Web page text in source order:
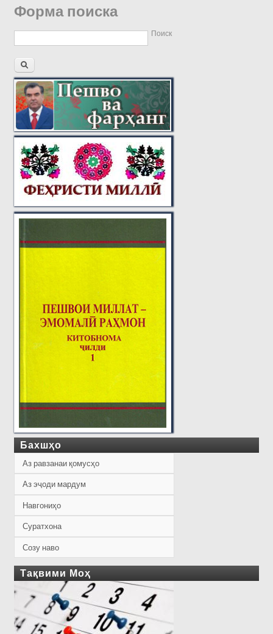
Форма поиска
Поиск
Бахшҳо
Аз равзанаи қомусҳо
Аз эҷоди мардум
Навгониҳо
Суратхона
Созу наво
Тақвими Моҳ